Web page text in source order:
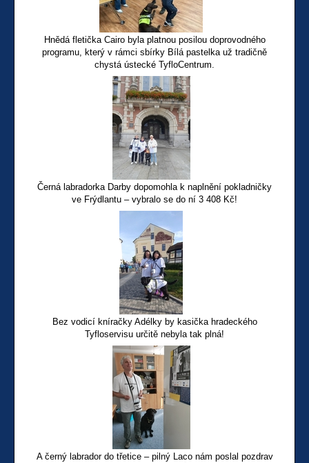
Hnědá fletička Cairo byla platnou posilou doprovodného
programu, který v rámci sbírky Bílá pastelka už tradičně
chystá ústecké TyfloCentrum.
Černá labradorka Darby dopomohla k naplnění pokladničky
ve Frýdlantu – vybralo se do ní 3 408 Kč!
Bez vodicí kníračky Adélky by kasička hradeckého
Tyfloservisu určitě nebyla tak plná!
A černý labrador do třetice – pilný Laco nám poslal pozdrav